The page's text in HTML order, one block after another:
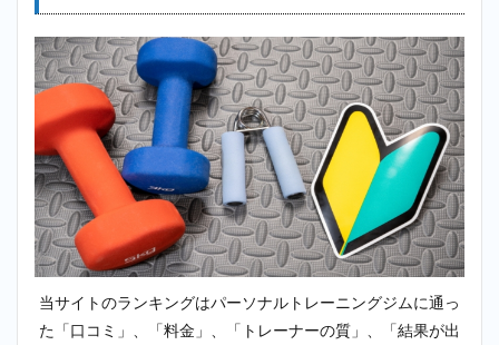
＿平和島
2.5
5
位：ミヤザ
キジム
（MIYAZAKI
GYM）＿平
和島
2.6
位：ラスタ
イル
（Lastyle）
＿平和島
2.7
7位：
当サイトのランキングはパーソナルトレーニングジムに通っ
た「口コミ」、「料金」、「トレーナーの質」、「結果が出